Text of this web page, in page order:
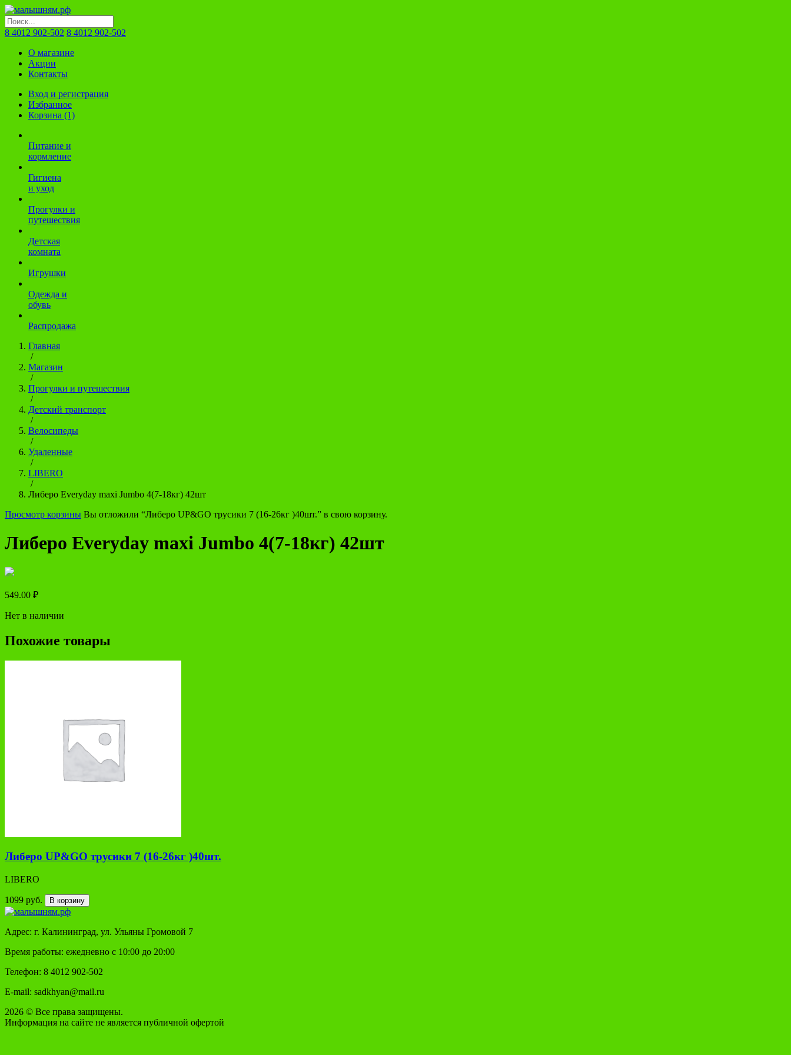
8 4012 902-502 8 4012 902-502
О магазине
Акции
Контакты
Вход и регистрация
Избранное
Корзина (1)
Питание и
кормление
Гигиена
и уход
Прогулки и
путешествия
Детская
комната
Игрушки
Одежда и
обувь
Распродажа
Главная
/
Магазин
/
Прогулки и путешествия
/
Детский транспорт
/
Велосипеды
/
Удаленные
/
LIBERO
/
Либеро Everyday maxi Jumbo 4(7-18кг) 42шт
Просмотр корзины Вы отложили “Либеро UP&GO трусики 7 (16-26кг )40шт.” в свою корзину.
Либеро Everyday maxi Jumbo 4(7-18кг) 42шт
549.00 ₽
Нет в наличии
Похожие товары
Либеро UP&GO трусики 7 (16-26кг )40шт.
LIBERO
1099 руб. В корзину
Адрес: г. Калининград, ул. Ульяны Громовой 7
Время работы: ежедневно с 10:00 до 20:00
Телефон: 8 4012 902-502
E-mail: sadkhyan@mail.ru
2026 © Все права защищены.
Информация на сайте не является публичной офертой